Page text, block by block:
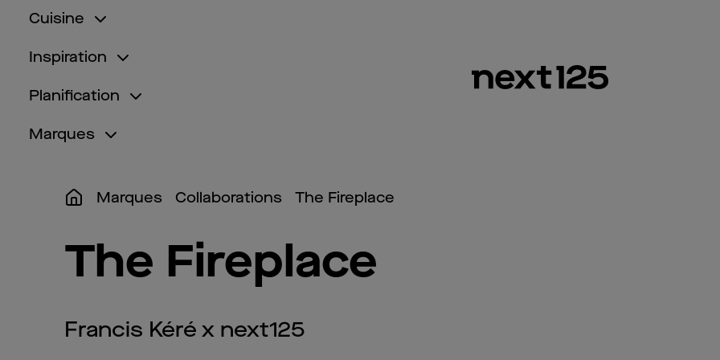
Cuisine
Inspiration
Planification
Marques
Marques Collaborations The Fireplace
The Fireplace
Francis Kéré x next125